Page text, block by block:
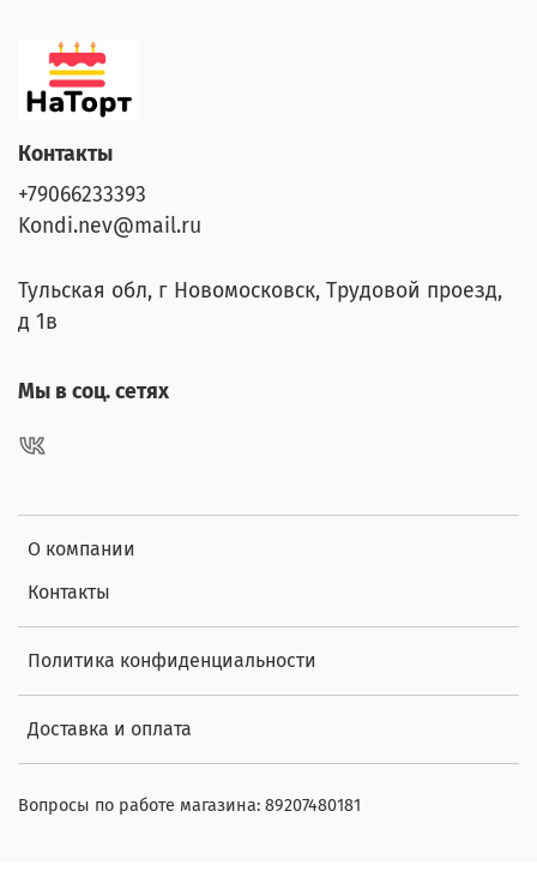
О компании
Контакты
Политика конфиденциальности
Доставка и оплата
Контакты
+79066233393
Kondi.nev@mail.ru
Тульская обл, г Новомосковск, Трудовой проезд,
д 1в
Мы в соц. сетях
Вопросы по работе магазина: 89207480181